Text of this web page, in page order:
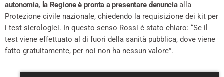
autonomia, la Regione è pronta a presentare denunciaalla
Protezione civile nazionale, chiedendo la requisizione dei kit per
i test sierologici. In questo senso Rossi è stato chiaro: “Se il
test viene effettuato al di fuori della sanità pubblica, dove viene
fatto gratuitamente, per noi non ha nessun valore”.